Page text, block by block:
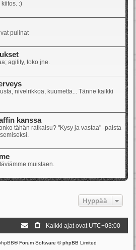
kiitos. :)
pulinat
agility, toko jne.
nivelrikkoa, kuumetta... Tänne kaikki
kanssa
tähän ratkaisu? "Kysy ja vastaa" -palsta
muistaen.
Hyppää
Kaikki ajat ovat UTC+03:00
® Forum Software © phpBB Limited